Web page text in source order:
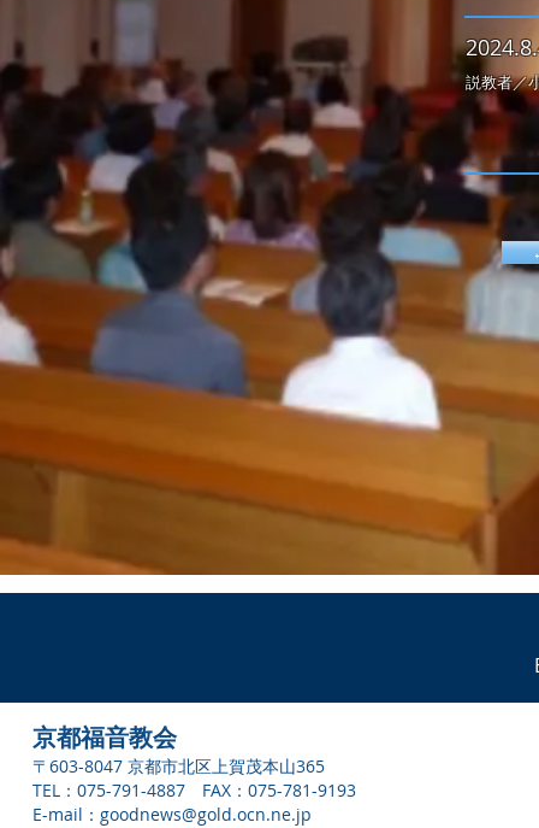
2
説教者／
京都福音教会
〒603-8047 京都市北区上賀茂本山365
TEL：075-791-4887 FAX：075-781-9193
E-mail： goodnews@gold.ocn.ne.jp